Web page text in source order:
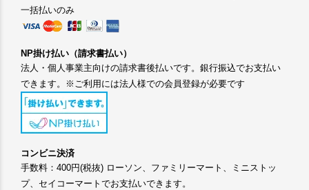
一括払いのみ
NP掛け払い（請求書払い）
法人・個人事業主向けの請求書後払いです。銀行振込でお支払い
できます。※ご利用には法人様での会員登録が必要です
コンビニ決済
手数料：400円(税抜) ローソン、ファミリーマート、ミニストッ
プ、セイコーマートでお支払いできます。